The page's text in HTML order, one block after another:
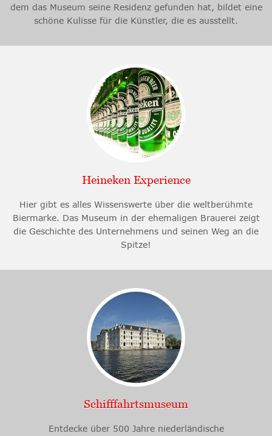
dem das Museum seine Residenz gefunden hat, bildet eine
schöne Kulisse für die Künstler, die es ausstellt.
Heineken Experience
Hier gibt es alles Wissenswerte über die weltberühmte
Biermarke. Das Museum in der ehemaligen Brauerei zeigt
die Geschichte des Unternehmens und seinen Weg an die
Spitze!
Schifffahrtsmuseum
Entdecke über 500 Jahre niederländische